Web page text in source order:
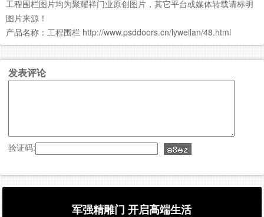
工程围栏图片均为聚耀祥门业原创图片，其它平台或媒体转载请标明
图片来源！
产品名称：工程围栏 http://www.psddoors.cn/lyweilan/48.html
发表评论
验证码:
军强精雕门 开启高端生活